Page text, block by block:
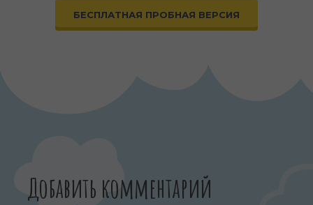
БЕСПЛАТНАЯ ПРОБНАЯ ВЕРСИЯ
Добавить комментарий